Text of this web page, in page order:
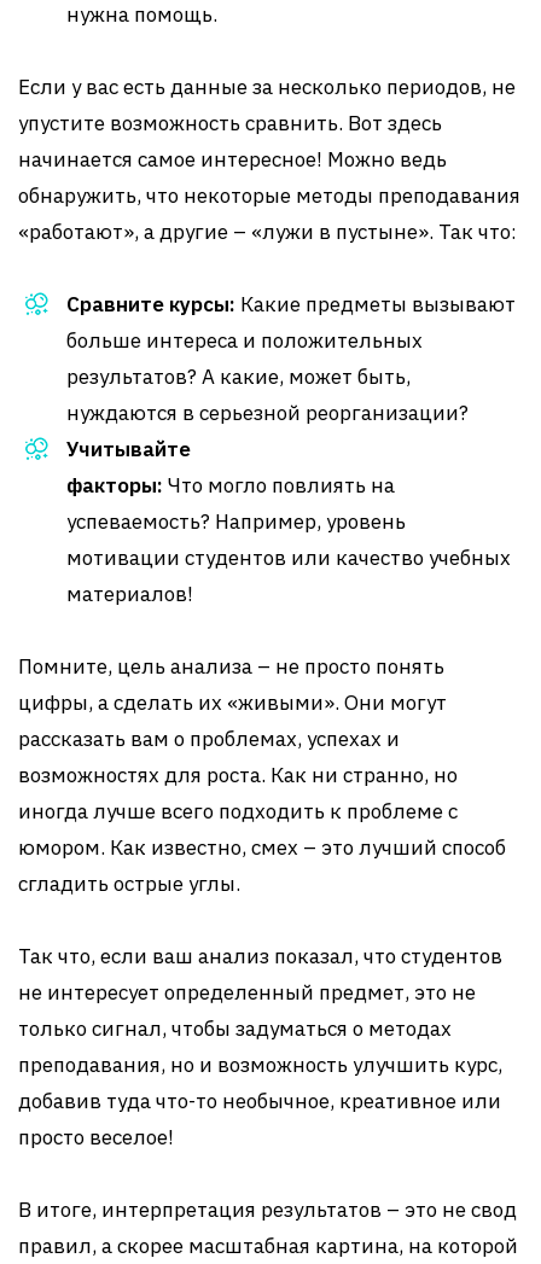
нужна помощь.
Если у вас есть данные за несколько периодов, не
упустите возможность сравнить. Вот здесь
начинается самое интересное! Можно ведь
обнаружить, что некоторые методы преподавания
«работают», а другие – «лужи в пустыне». Так что:
Сравните курсы: Какие предметы вызывают
больше интереса и положительных
результатов? А какие, может быть,
нуждаются в серьезной реорганизации?
Учитывайте
факторы: Что могло повлиять на
успеваемость? Например, уровень
мотивации студентов или качество учебных
материалов!
Помните, цель анализа – не просто понять
цифры, а сделать их «живыми». Они могут
рассказать вам о проблемах, успехах и
возможностях для роста. Как ни странно, но
иногда лучше всего подходить к проблеме с
юмором. Как известно, смех – это лучший способ
сгладить острые углы.
Так что, если ваш анализ показал, что студентов
не интересует определенный предмет, это не
только сигнал, чтобы задуматься о методах
преподавания, но и возможность улучшить курс,
добавив туда что-то необычное, креативное или
просто веселое!
В итоге, интерпретация результатов – это не свод
правил, а скорее масштабная картина, на которой